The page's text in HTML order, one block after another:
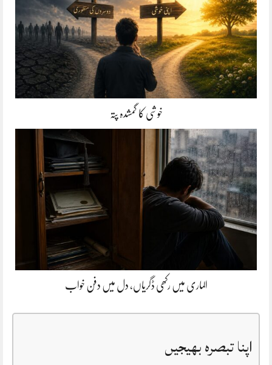
خوشی کا گمشدہ پتہ
الماری میں رکھی ڈگریاں، دل میں دفن خواب
اپنا تبصرہ بھیجیں